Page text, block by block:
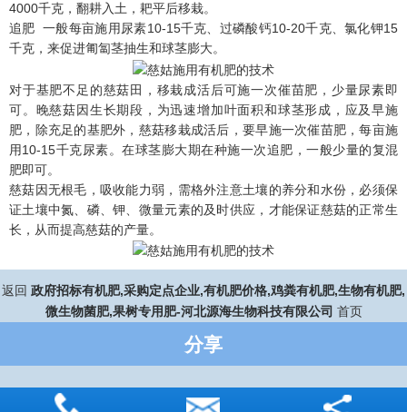
4000千克，翻耕入土，耙平后移栽。
追肥 一般每亩施用尿素10-15千克、过磷酸钙10-20千克、氯化钾15
千克，来促进匍匐茎抽生和球茎膨大。
对于基肥不足的慈菇田，移栽成活后可施一次催苗肥，少量尿素即
可。晚慈菇因生长期段，为迅速增加叶面积和球茎形成，应及早施
肥，除充足的基肥外，慈菇移栽成活后，要早施一次催苗肥，每亩施
用10-15千克尿素。在球茎膨大期在种施一次追肥，一般少量的复混
肥即可。
慈菇因无根毛，吸收能力弱，需格外注意土壤的养分和水份，必须保
证土壤中氮、磷、钾、微量元素的及时供应，才能保证慈菇的正常生
长，从而提高慈菇的产量。
返回 政府招标有机肥,采购定点企业,有机肥价格,鸡粪有机肥,生物有机肥,
微生物菌肥,果树专用肥-河北源海生物科技有限公司 首页
分享